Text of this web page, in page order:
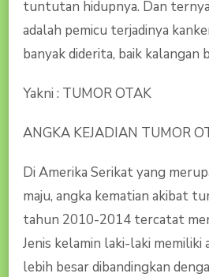
tuntutan hidupnya. Dan
adalah pemicu terjadinya
banyak diderita, baik kalangan
Yakni : TUMOR OTAK
ANGKA KEJADIAN TUMOR
Di Amerika Serikat yang
maju, angka kematian akibat
tahun 2010-2014 tercatat
Jenis kelamin laki-laki memiliki
lebih besar dibandingkan